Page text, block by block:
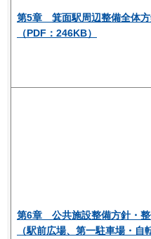
第5章 箕面駅周辺整備全体方
（PDF：246KB）
第6章 公共施設整備方針・
（駅前広場、第一駐車場・